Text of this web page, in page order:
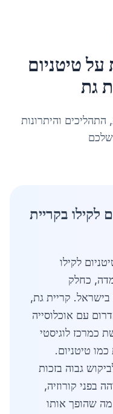
עלטיטניום
גת
והיתרונות
שלכם
לקילו בקריית
שוק הטיטניום לקילו
כחלק
קריית גת,
עם אוכלוסייה
כמרכז לוגיסטי
טיטניום.
גבוה בזכות
בפני קורוזיה,
שהופך אותו